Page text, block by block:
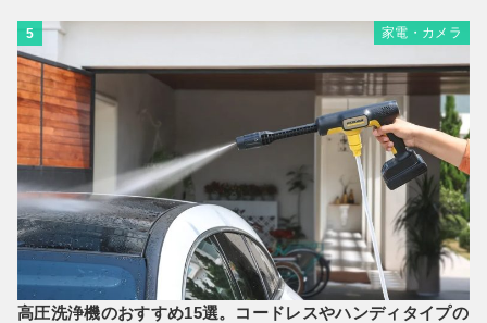
5 家電・カメラ
高圧洗浄機のおすすめ15選。コードレスやハンディタイプの